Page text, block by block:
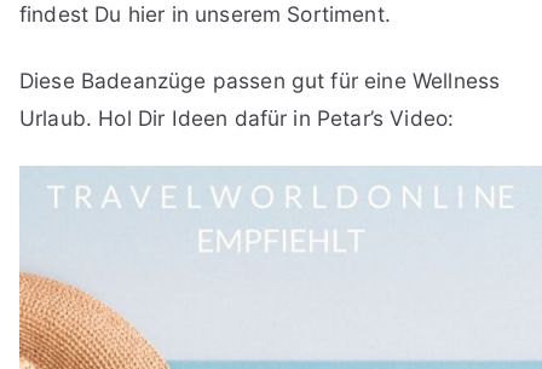
findest Du hier in unserem Sortiment.
Diese Badeanzüge passen gut für eine Wellness
Urlaub. Hol Dir Ideen dafür in Petar’s Video: